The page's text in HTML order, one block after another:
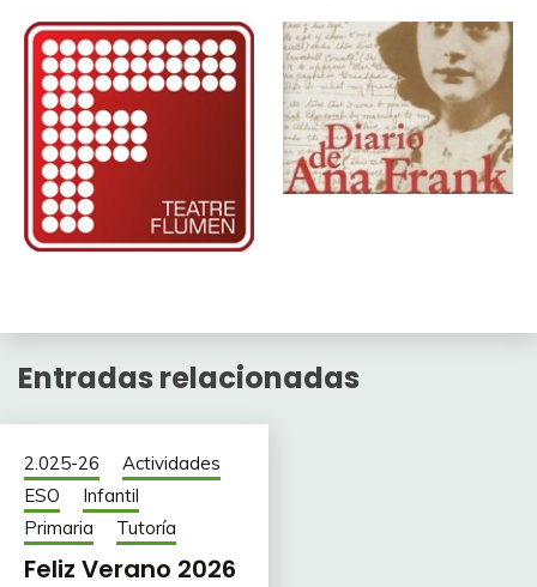
Entradas relacionadas
2.025-26
Actividades
ESO
Infantil
Primaria
Tutoría
Feliz Verano 2026